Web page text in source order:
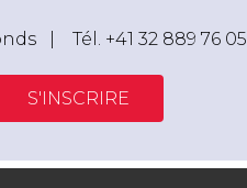
| Tél. +41 32 889 76 05
S'INSCRIRE